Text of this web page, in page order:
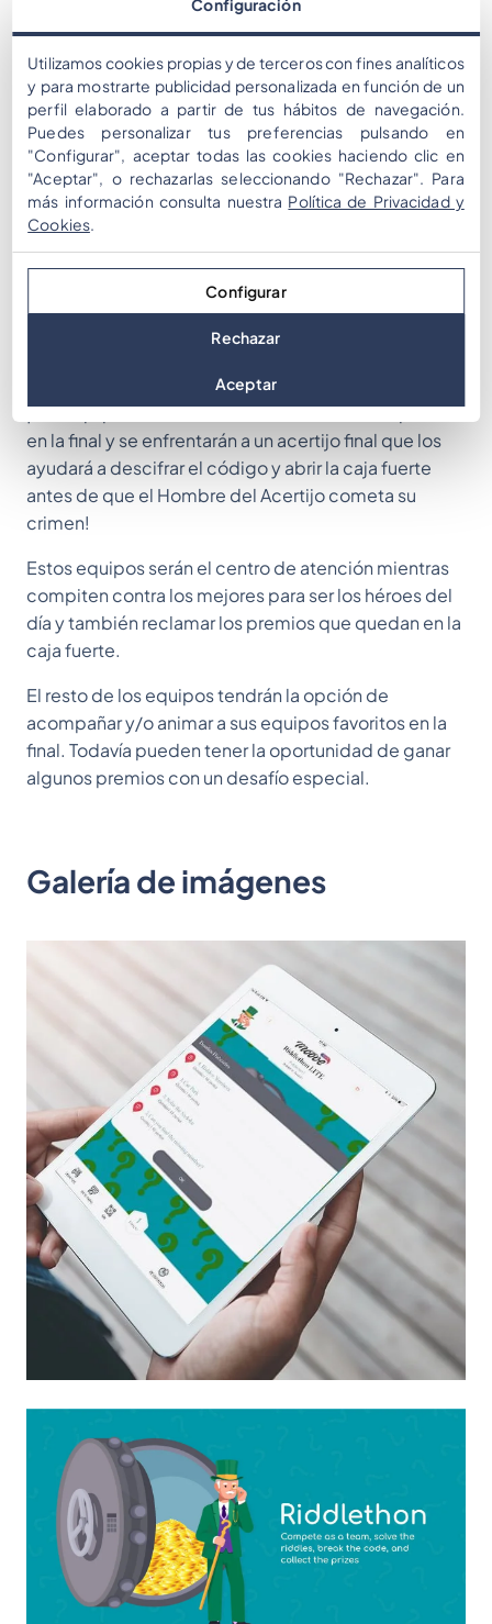
El objetivo es acumular tantos puntos como sea
posible y resolver el mensaje secreto para obtener
puntos de bonificación y acceder a más desafíos
para descubrir qué está haciendo Mr Riddler. Los
equipos con el total de puntos más alto tendrán la
oportunidad de descifrar el código y detener al
'Riddle Man' en la Ronda 2.
Ronda 2 El final
Descifra el código
¡Los equipos más exitosos de la Ronda 1 competirán
en la final y se enfrentarán a un acertijo final que los
ayudará a descifrar el código y abrir la caja fuerte
antes de que el Hombre del Acertijo cometa su
crimen!
Estos equipos serán el centro de atención mientras
compiten contra los mejores para ser los héroes del
día y también reclamar los premios que quedan en la
caja fuerte.
El resto de los equipos tendrán la opción de
acompañar y/o animar a sus equipos favoritos en la
final. Todavía pueden tener la oportunidad de ganar
algunos premios con un desafío especial.
Galería de imágenes
Configuración
Utilizamos cookies propias y de terceros con fines analíticos
y para mostrarte publicidad personalizada en función de un
perfil elaborado a partir de tus hábitos de navegación.
Puedes personalizar tus preferencias pulsando en
"Configurar", aceptar todas las cookies haciendo clic en
"Aceptar", o rechazarlas seleccionando "Rechazar". Para
más información consulta nuestra Política de Privacidad y
Cookies.
Configurar
Rechazar
Aceptar